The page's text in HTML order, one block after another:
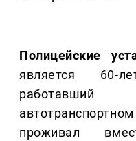
Полицейские
является 60-
проживал